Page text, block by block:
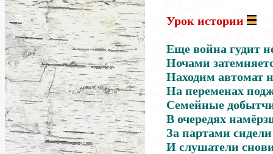
Урок истории
Еще война гудит
Ночами
Находим автомат
На переменах
Семейные
В очередях
За партами
И слушатели